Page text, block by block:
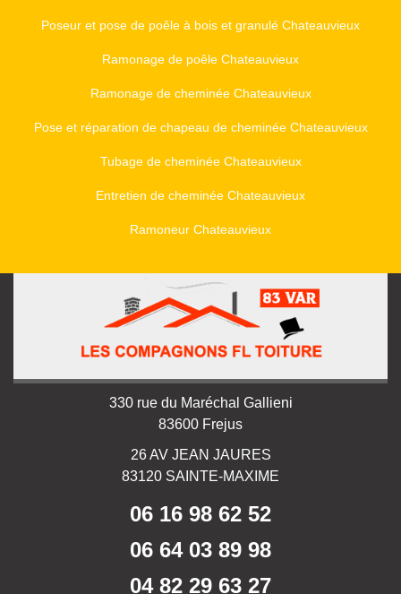
Poseur et pose de poêle à bois et granulé Chateauvieux
Ramonage de poêle Chateauvieux
Ramonage de cheminée Chateauvieux
Pose et réparation de chapeau de cheminée Chateauvieux
Tubage de cheminée Chateauvieux
Entretien de cheminée Chateauvieux
Ramoneur Chateauvieux
330 rue du Maréchal Gallieni
83600 Frejus
26 AV JEAN JAURES
83120 SAINTE-MAXIME
06 16 98 62 52
06 64 03 89 98
04 82 29 63 27